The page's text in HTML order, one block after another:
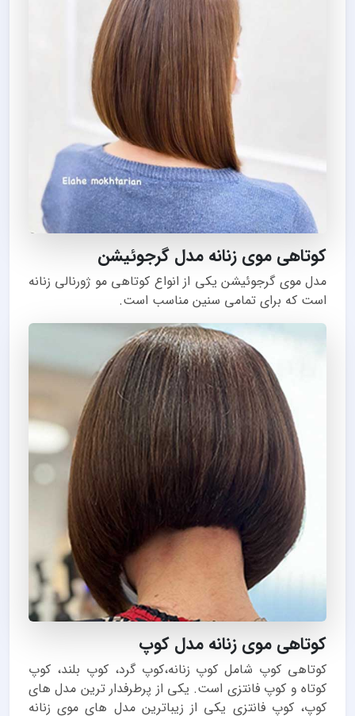
کوتاهی موی زنانه مدل گرجوئیشن
مدل موی گرجوئیشن یکی از انواع کوتاهی مو ژورنالی زنانه
است که برای تمامی سنین مناسب است.
کوتاهی موی زنانه مدل کوپ
کوتاهی کوپ شامل کوپ زنانه،کوپ گرد، کوپ بلند، کوپ
کوتاه و کوپ فانتزی است. یکی از پرطرفدار ترین مدل های
کوپ، کوپ فانتزی یکی از زیباترین مدل های موی زنانه